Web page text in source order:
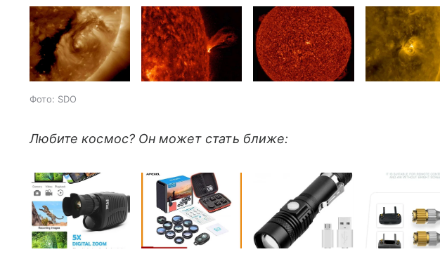
Фото: SDO
Любите космос? Он может стать ближе: